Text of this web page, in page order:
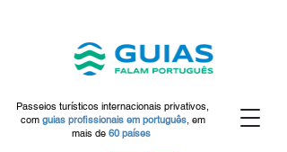
Passeios turísticos internacionais privativos,
com guias profissionais em português, em
mais de 60 países